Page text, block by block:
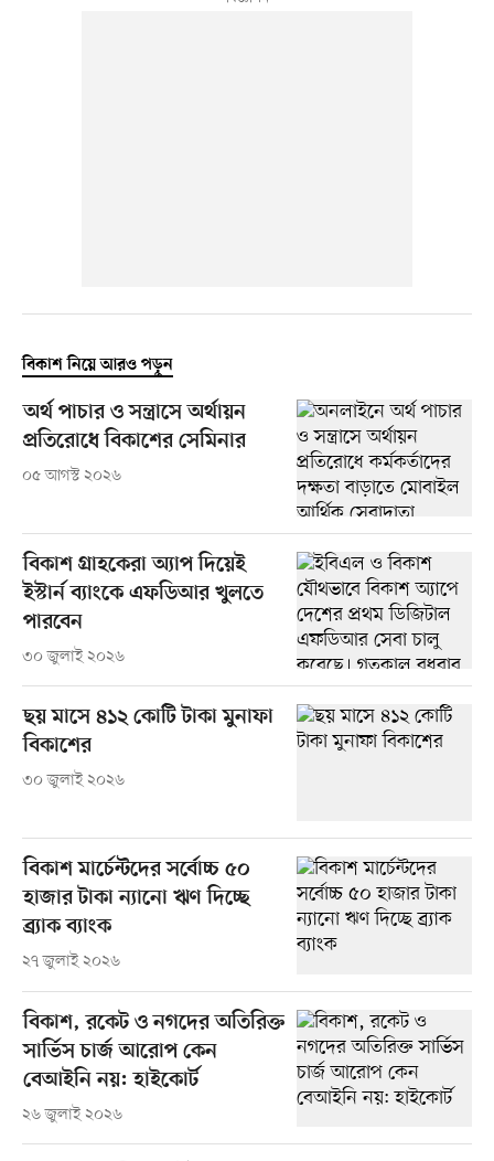
বিকাশ নিয়ে আরও পড়ুন
অর্থ পাচার ও সন্ত্রাসে অর্থায়ন
প্রতিরোধে বিকাশের সেমিনার
০৫ আগস্ট ২০২৬
বিকাশ গ্রাহকেরা অ্যাপ দিয়েই
ইস্টার্ন ব্যাংকে এফডিআর খুলতে
পারবেন
৩০ জুলাই ২০২৬
ছয় মাসে ৪১২ কোটি টাকা মুনাফা
বিকাশের
৩০ জুলাই ২০২৬
বিকাশ মার্চেন্টদের সর্বোচ্চ ৫০
হাজার টাকা ন্যানো ঋণ দিচ্ছে
ব্র্যাক ব্যাংক
২৭ জুলাই ২০২৬
বিকাশ, রকেট ও নগদের অতিরিক্ত
সার্ভিস চার্জ আরোপ কেন
বেআইনি নয়: হাইকোর্ট
২৬ জুলাই ২০২৬